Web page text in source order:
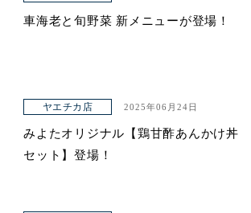
車海老と旬野菜 新メニューが登場！
ヤエチカ店 2025年06月24日
みよたオリジナル【鶏甘酢あんかけ丼
セット】登場！